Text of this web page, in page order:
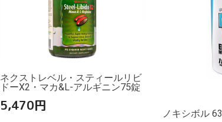
ネクストレベル・スティールリビ
ドーX2・マカ&L-アルギニン75錠
5,470円
ノキシボル